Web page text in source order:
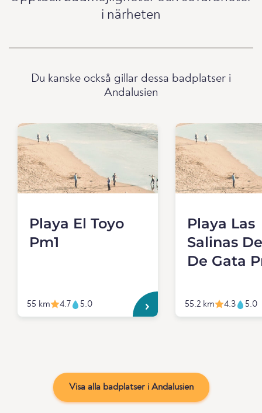
i närheten
Du kanske också gillar dessa badplatser i
Andalusien
Playa El Toyo
Pm1
55 km 4.7 5.0
Playa Las
Salinas
De Gata
55.2 km 4.3 5.0
Visa alla badplatser i Andalusien